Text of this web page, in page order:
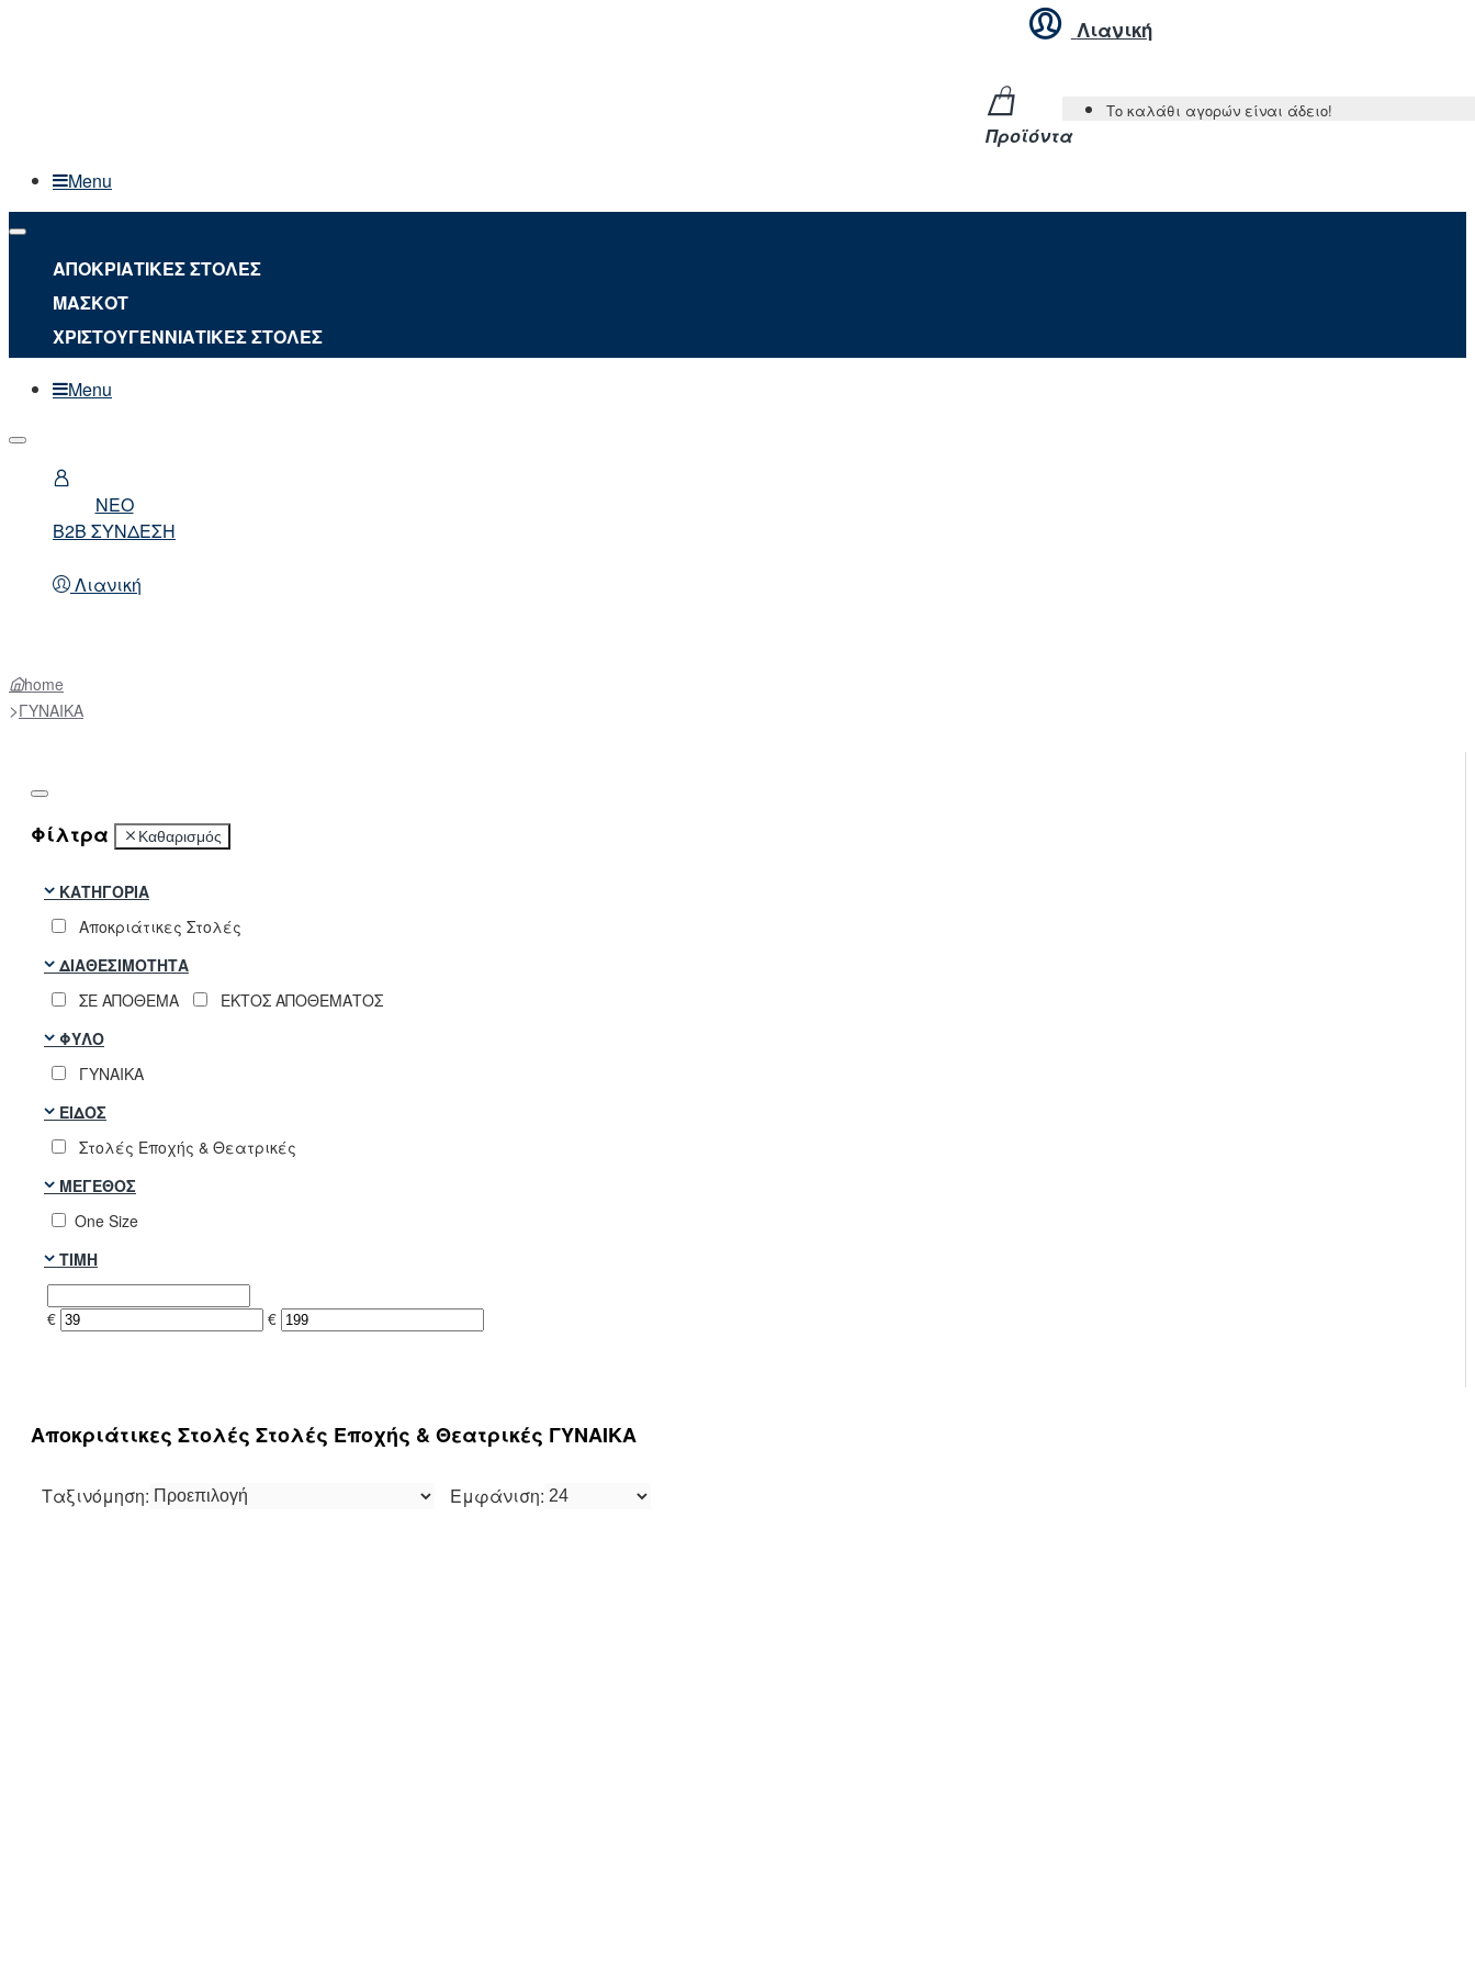
Λιανική
Προϊόντα
Το καλάθι αγορών είναι άδειο!
Menu
ΑΠΟΚΡΙΑΤΙΚΕΣ ΣΤΟΛΕΣ
ΜΑΣΚΟΤ
ΧΡΙΣΤΟΥΓΕΝΝΙΑΤΙΚΕΣ ΣΤΟΛΕΣ
Menu
NEO
B2B ΣΥΝΔΕΣΗ
Λιανική
home
ΓΥΝΑΙΚΑ
Φίλτρα Καθαρισμός
ΚΑΤΗΓΟΡΊΑ
Αποκριάτικες Στολές
ΔΙΑΘΕΣΙΜΌΤΗΤΑ
ΣΕ ΑΠΟΘΕΜΑ
ΕΚΤΟΣ ΑΠΟΘΕΜΑΤΟΣ
ΦΎΛΟ
ΓΥΝΑΙΚΑ
ΕΊΔΟΣ
Στολές Εποχής & Θεατρικές
ΜΈΓΕΘΟΣ
One Size
ΤΙΜΉ
€ €
Αποκριάτικες Στολές Στολές Εποχής & Θεατρικές ΓΥΝΑΙΚΑ
Ταξινόμηση: Εμφάνιση: